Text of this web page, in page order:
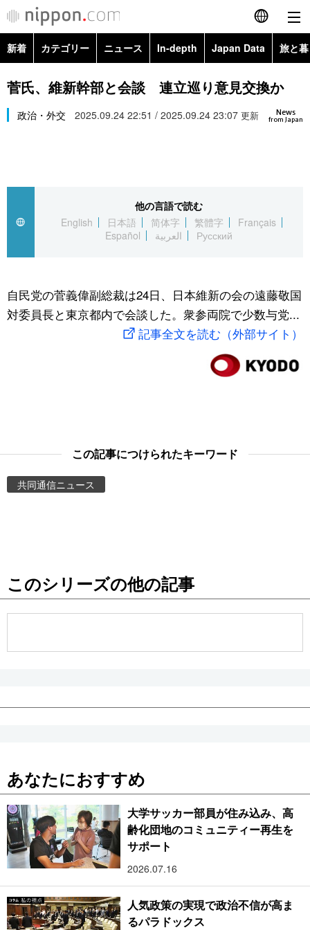
English
简体字
繁體字
العربية
社会
スポーツ・東京2020
旅と暮らし
Images
新着 カテゴリー ニュース In-depth Japan Data 旅と
政治・外交
経済・ビジネス
社会
文化
科学・技術
暮らし
Topics
Images
お知らせ
菅氏、維新幹部と会談 連立巡り意見交換か
News
from Japan
政治・外交 2025.09.24 22:51 / 2025.09.24 23:07 更新
他の言語で読む
English
日本語 简体字 繁體字
Français
Español
العربية Русский
自民党の菅義偉副総裁は24日、日本維新の会の遠藤敬国
対委員長と東京都内で会談した。衆参両院で少数与党...
記事全文を読む（外部サイト）
この記事につけられたキーワード
共同通信ニュース
このシリーズの他の記事
あなたにおすすめ
大学サッカー部員が住み込み、高
齢化団地のコミュニティー再生を
サポート
2026.07.16
人気政策の実現で政治不信が高ま
るパラドックス